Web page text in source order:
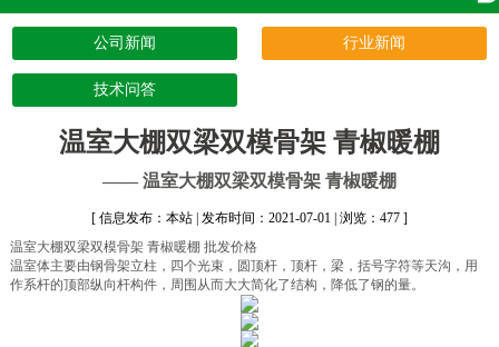
公司新闻 行业新闻
技术问答
温室大棚双梁双模骨架 青椒暖棚
—— 温室大棚双梁双模骨架 青椒暖棚
[ 信息发布：本站 | 发布时间：2021-07-01 | 浏览：477 ]
温室大棚双梁双模骨架 青椒暖棚 批发价格
温室体主要由钢骨架立柱，四个光束，圆顶杆，顶杆，梁，括号字符等天沟，用
作系杆的顶部纵向杆构件，周围从而大大简化了结构，降低了钢的量。